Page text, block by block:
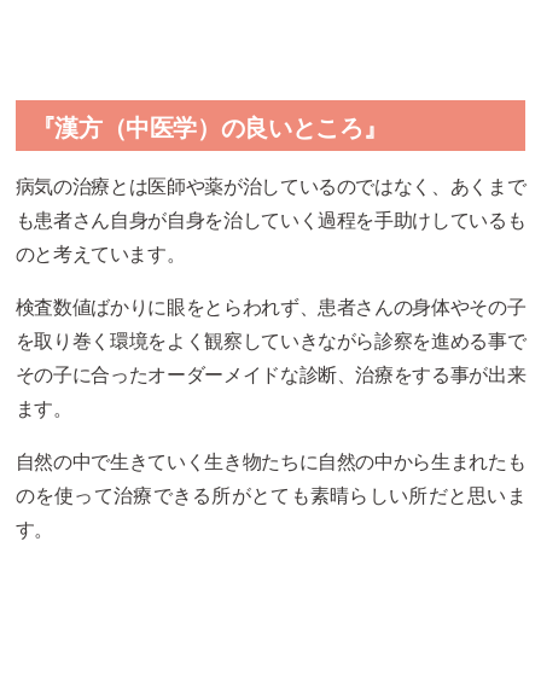
『漢方（中医学）の良いところ』
病気の治療とは医師や薬が治しているのではなく、あくまで
も患者さん自身が自身を治していく過程を手助けしているも
のと考えています。
検査数値ばかりに眼をとらわれず、患者さんの身体やその子
を取り巻く環境をよく観察していきながら診察を進める事で
その子に合ったオーダーメイドな診断、治療をする事が出来
ます。
自然の中で生きていく生き物たちに自然の中から生まれたも
のを使って治療できる所がとても素晴らしい所だと思いま
す。